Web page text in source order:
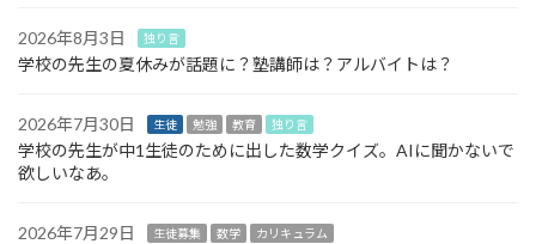
2026年8月3日 独り言
学校の先生の夏休みが話題に？塾講師は？アルバイトは？
2026年7月30日 生徒 勉強 教育 独り言
学校の先生が中1生徒のために出した数学クイズ。AIに聞かないで
欲しいなあ。
2026年7月29日 生徒募集 数学 カリキュラム